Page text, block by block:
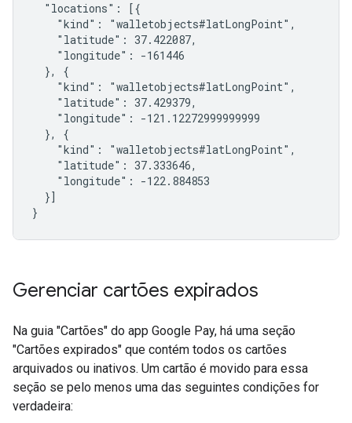
  "locations": [{
    "kind": "walletobjects#latLongPoint",
    "latitude": 37.422087,
    "longitude": -161446
  }, {
    "kind": "walletobjects#latLongPoint",
    "latitude": 37.429379,
    "longitude": -121.12272999999999
  }, {
    "kind": "walletobjects#latLongPoint",
    "latitude": 37.333646,
    "longitude": -122.884853
  }]
}
Gerenciar cartões expirados
Na guia "Cartões" do app Google Pay, há uma seção
"Cartões expirados" que contém todos os cartões
arquivados ou inativos. Um cartão é movido para essa
seção se pelo menos uma das seguintes condições for
verdadeira: